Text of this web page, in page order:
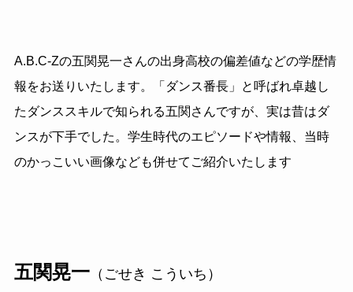
A.B.C‐Zの五関晃一さんの出身高校の偏差値などの学歴情
報をお送りいたします。「ダンス番長」と呼ばれ卓越し
たダンススキルで知られる五関さんですが、実は昔はダ
ンスが下手でした。学生時代のエピソードや情報、当時
のかっこいい画像なども併せてご紹介いたします
五関晃一（ごせき こういち）